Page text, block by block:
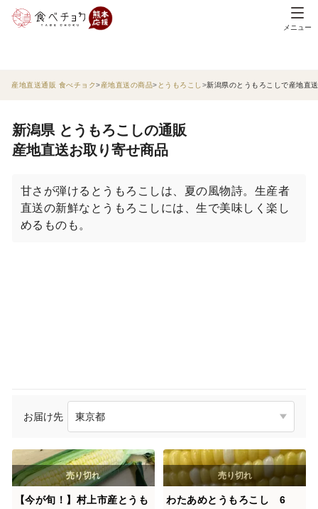
メニュー
産地直送通販 食べチョク 産地直送の商品 とうもろこし 新潟県のとうもろこしで産地直
新潟県 とうもろこしの通販
産地直送お取り寄せ商品
甘さが弾けるとうもろこしは、夏の風物詩。生産者
直送の新鮮なとうもろこしには、生で美味しく楽し
めるものも。
お届け先
【今が旬！】村上市産とうも
わたあめとうもろこし 6